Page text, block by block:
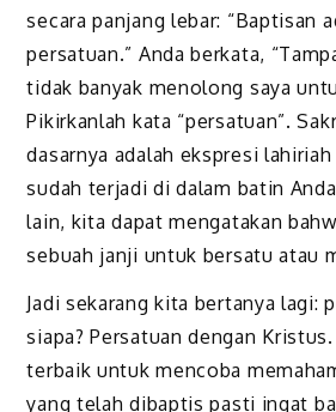
secara panjang lebar: “Baptisan
persatuan.” Anda berkata,
tidak banyak menolong saya
Pikirkanlah kata “persatuan”.
dasarnya adalah ekspresi
sudah terjadi di dalam batin
lain, kita dapat mengatakan
sebuah janji untuk bersatu atau
Jadi sekarang kita bertanya lagi:
siapa? Persatuan dengan
terbaik untuk mencoba
yang telah dibaptis pasti ingat